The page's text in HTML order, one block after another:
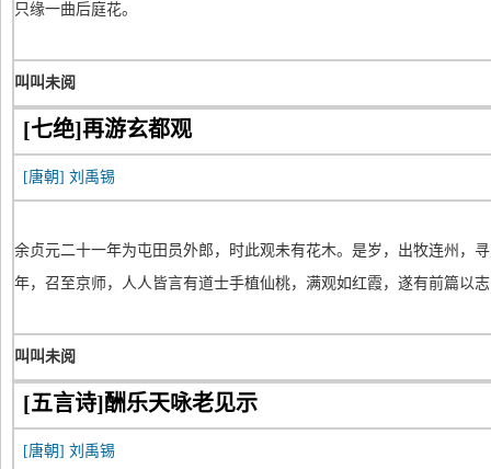
只缘一曲后庭花。
叫叫未阅
[七绝]再游玄都观
[唐朝] 刘禹锡
余贞元二十一年为屯田员外郎，时此观未有花木。是岁，出牧连州，
年，召至京师，人人皆言有道士手植仙桃，满观如红霞，遂有前篇以志
叫叫未阅
[五言诗]酬乐天咏老见示
[唐朝] 刘禹锡